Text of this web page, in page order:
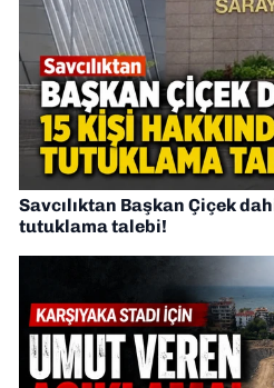
Savcılıktan Başkan Çiçek
tutuklama talebi!